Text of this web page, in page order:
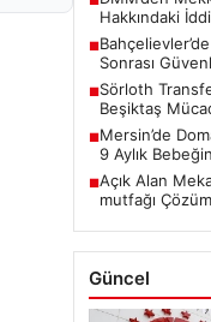
Hakkındaki
■
Sonrası
■Sörloth
Beşiktaş
■Mersin’de
9 Aylık
■Açık Alan
mutfağı
Güncel